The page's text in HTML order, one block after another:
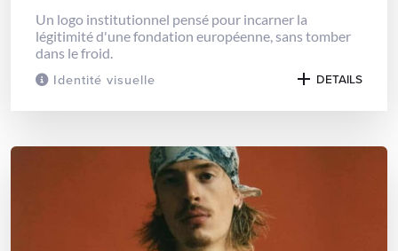
Identité visuelle
Un logo institutionnel pensé pour incarner la
légitimité d'une fondation européenne, sans tomber
dans le froid.
DETAILS